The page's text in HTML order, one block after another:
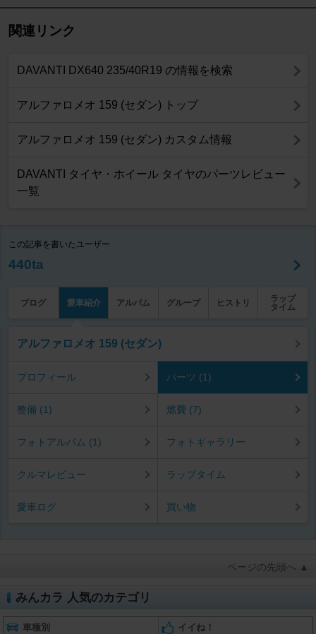
関連リンク
DAVANTI DX640 235/40R19 の情報を検索
アルファロメオ 159 (セダン) トップ
アルファロメオ 159 (セダン) カスタム情報
DAVANTI タイヤ・ホイール タイヤのパーツレビュー
一覧
この記事を書いたユーザー
440ta
ブログ 愛車紹介 アルバム グループ ヒストリ
ラップ
タイム
アルファロメオ 159 (セダン)
プロフィール パーツ (1)
整備 (1) 燃費 (7)
フォトアルバム (1) フォトギャラリー
クルマレビュー ラップタイム
愛車ログ 買い物
ページの先頭へ ▲
みんカラ 人気のカテゴリ
車種別 イイね！